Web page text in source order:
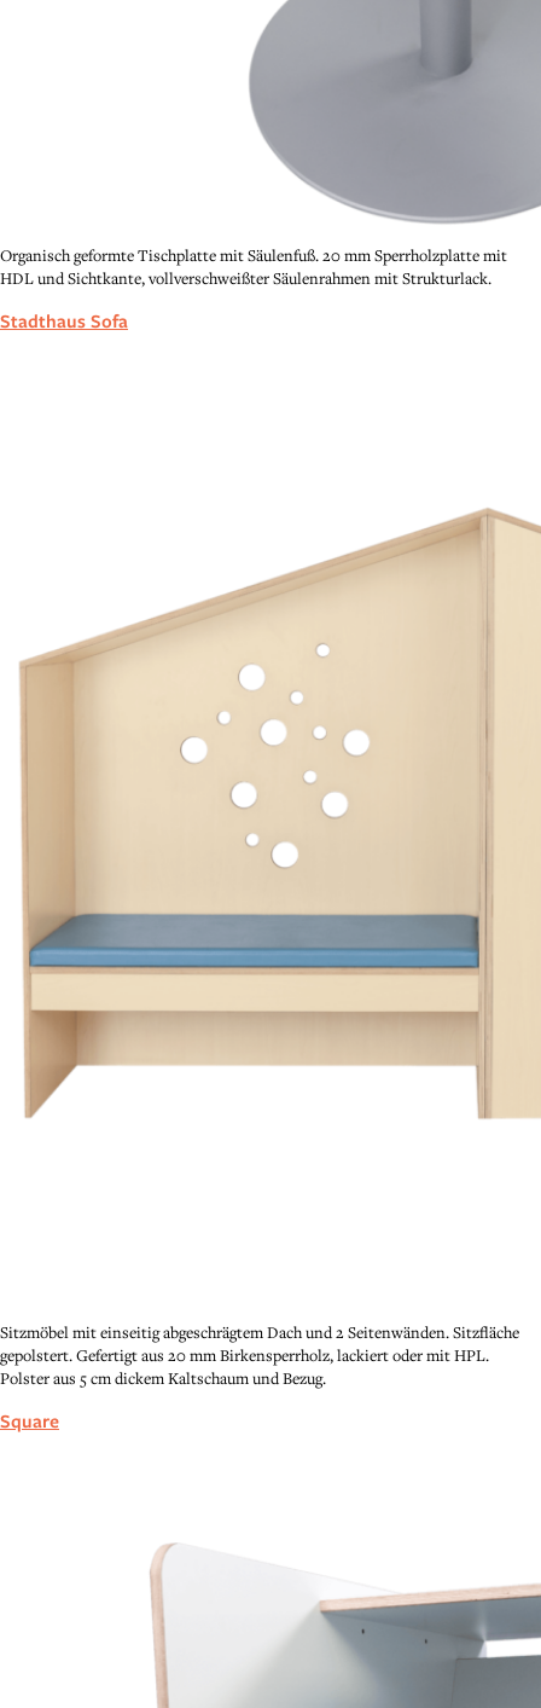
Organisch geformte Tischplatte mit Säulenfuß. 20 mm Sperrholzplatte mit
HDL und Sichtkante, vollverschweißter Säulenrahmen mit Strukturlack.
Stadthaus Sofa
Sitzmöbel mit einseitig abgeschrägtem Dach und 2 Seitenwänden. Sitzfläche
gepolstert. Gefertigt aus 20 mm Birkensperrholz, lackiert oder mit HPL.
Polster aus 5 cm dickem Kaltschaum und Bezug.
Square